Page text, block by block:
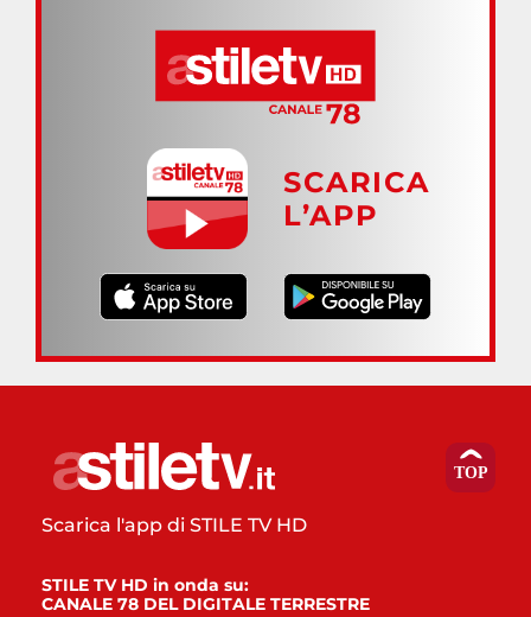
SCARICA
L’APP
Scarica l'app di STILE TV HD
STILE TV HD in onda su:
CANALE 78 DEL DIGITALE TERRESTRE